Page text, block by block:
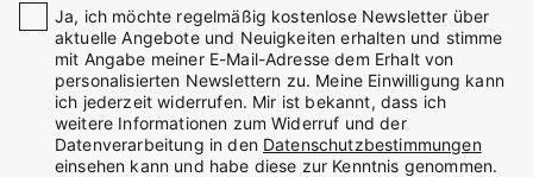
Ja, ich möchte regelmäßig kostenlose Newsletter über
aktuelle Angebote und Neuigkeiten erhalten und stimme
mit Angabe meiner E-Mail-Adresse dem Erhalt von
personalisierten Newslettern zu. Meine Einwilligung kann
ich jederzeit widerrufen. Mir ist bekannt, dass ich
weitere Informationen zum Widerruf und der
Datenverarbeitung in den Datenschutzbestimmungen
einsehen kann und habe diese zur Kenntnis genommen.